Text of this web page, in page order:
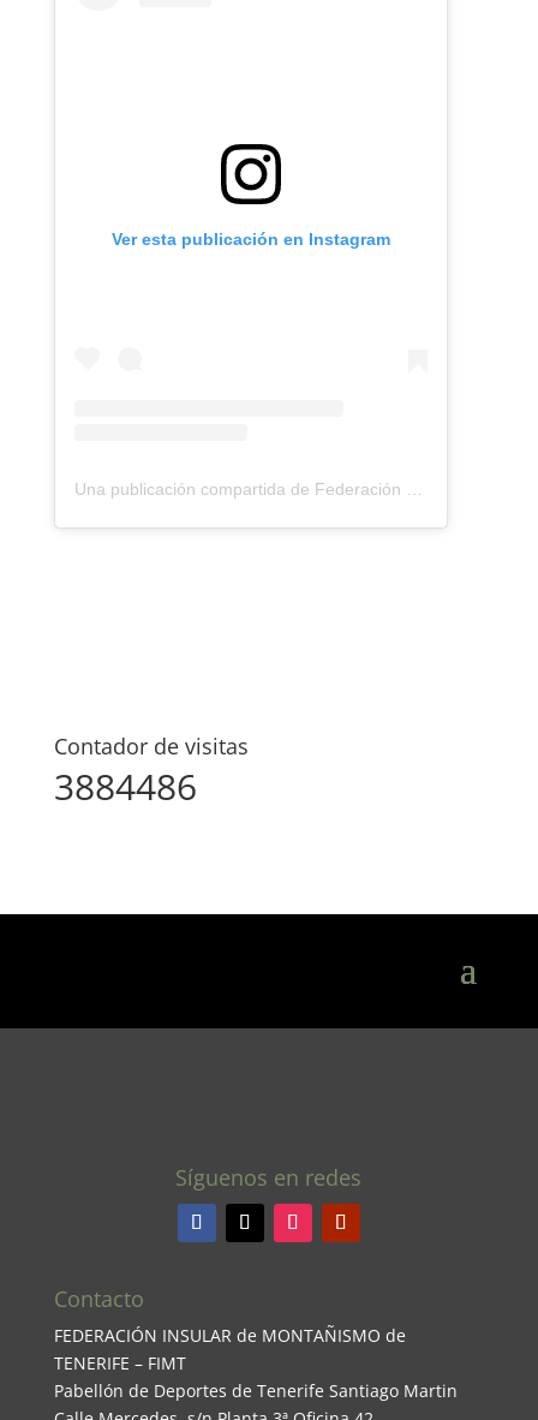
Ver esta publicación en Instagram
Una publicación compartida de Federación Montañismo Tenerife (@federacion_montanismo_tenerife)
Contador de visitas
3884486
Síguenos en redes
Contacto
FEDERACIÓN INSULAR de MONTAÑISMO de
TENERIFE – FIMT
Pabellón de Deportes de Tenerife Santiago Martin